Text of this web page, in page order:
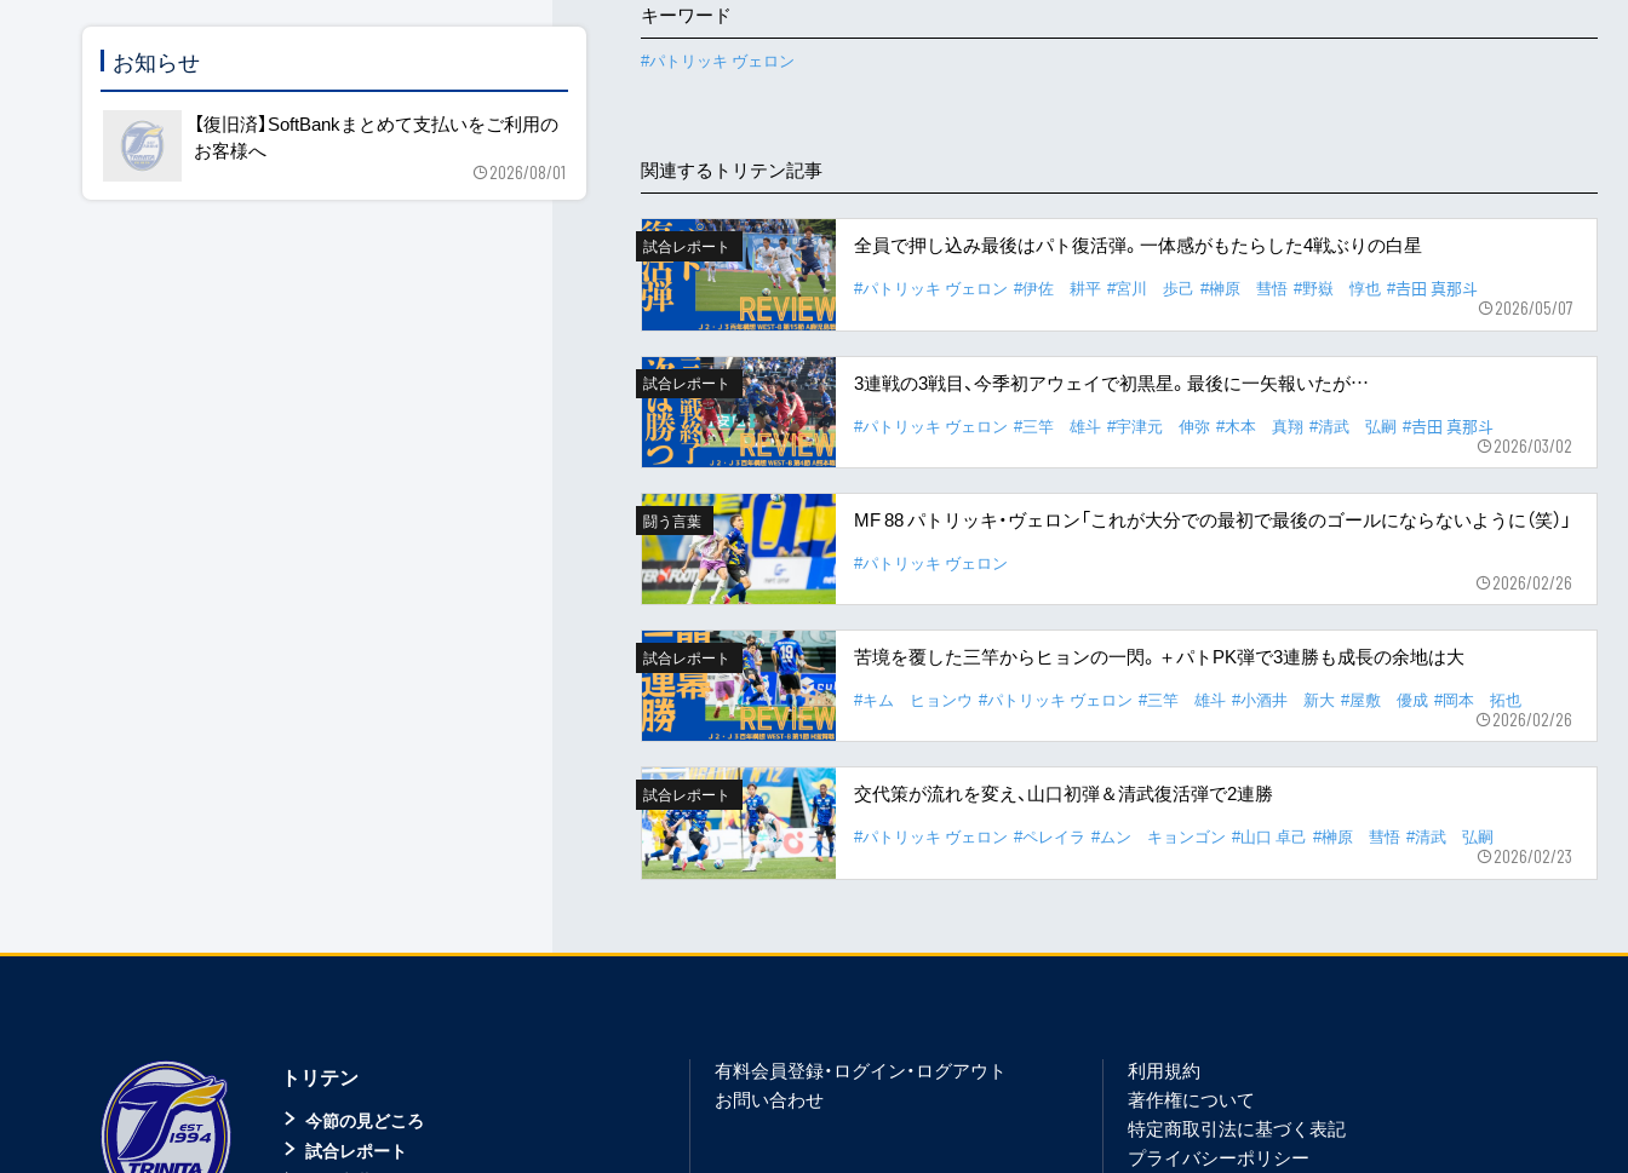
キーワード
#パトリッキ ヴェロン
関連するトリテン記事
試合レポート 全員で押し込み最後はパト復活弾。一体感がもたらした4戦ぶりの白星
#パトリッキ ヴェロン #伊佐 耕平 #宮川 歩己 #榊原 彗悟 #野嶽 惇也 #𠮷田 真那斗
2026/05/07
試合レポート 3連戦の3戦目、今季初アウェイで初黒星。最後に一矢報いたが…
#パトリッキ ヴェロン #三竿 雄斗 #宇津元 伸弥 #木本 真翔 #清武 弘嗣 #𠮷田 真那斗
2026/03/02
闘う言葉 MF 88 パトリッキ・ヴェロン「これが大分での最初で最後のゴールにならないように（笑）」
#パトリッキ ヴェロン
2026/02/26
試合レポート 苦境を覆した三竿からヒョンの一閃。＋パトPK弾で3連勝も成長の余地は大
#キム ヒョンウ #パトリッキ ヴェロン #三竿 雄斗 #小酒井 新大 #屋敷 優成 #岡本 拓也
2026/02/26
試合レポート 交代策が流れを変え、山口初弾＆清武復活弾で2連勝
#パトリッキ ヴェロン #ペレイラ #ムン キョンゴン #山口 卓己 #榊原 彗悟 #清武 弘嗣
2026/02/23
お知らせ
【復旧済】SoftBankまとめて支払いをご利用の
お客様へ
2026/08/01
トリテン
今節の見どころ
試合レポート
有料会員登録・ログイン・ログアウト
お問い合わせ
利用規約
著作権について
特定商取引法に基づく表記
プライバシーポリシー